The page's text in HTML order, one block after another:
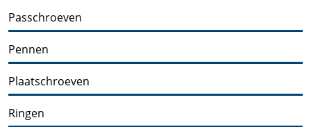
Passchroeven
Pennen
Plaatschroeven
Ringen